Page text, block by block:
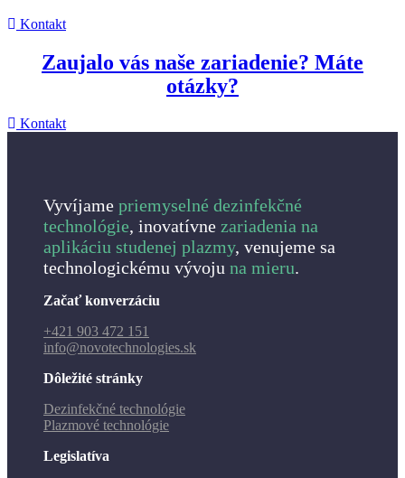
Kontakt
Zaujalo vás naše zariadenie? Máte
otázky?
Kontakt
Vyvíjame priemyselné dezinfekčné
technológie, inovatívne zariadenia na
aplikáciu studenej plazmy, venujeme sa
technologickému vývoju na mieru.
Začať konverzáciu
+421 903 472 151
info@novotechnologies.sk
Dôležité stránky
Dezinfekčné technológie
Plazmové technológie
Legislatíva